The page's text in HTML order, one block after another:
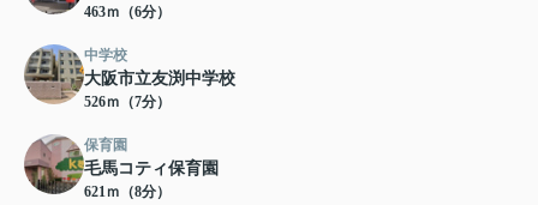
463ｍ（6分）
中学校
大阪市立友渕中学校
526ｍ（7分）
保育園
毛馬コティ保育園
621ｍ（8分）